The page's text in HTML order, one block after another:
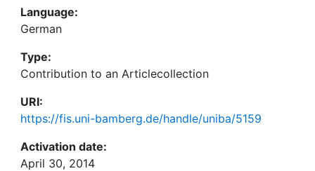
Language:
German
Type:
Contribution to an Articlecollection
URI:
https://fis.uni-bamberg.de/handle/uniba/5159
Activation date:
April 30, 2014